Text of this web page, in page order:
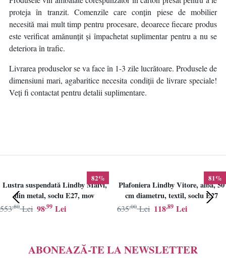
proteja în tranzit. Comenzile care conțin piese de mobilier
necesită mai mult timp pentru procesare, deoarece fiecare produs
este verificat amănunțit și împachetat suplimentar pentru a nu se
deteriora în trafic.
Livrarea produselor se va face în 1-3 zile lucrătoare. Produsele de
dimensiuni mari, agabaritice necesita condiții de livrare speciale!
Veți fi contactat pentru detalii suplimentare.
82%
Lustra suspendată Lindby Maivi,
din metal, soclu E27, mov
98,99 Lei
553,80 Lei
81%
Plafoniera Lindby Vitore, alba, 50
cm diametru, textil, soclu E27
118,89 Lei
635,00 Lei
ABONEAZĂ-TE LA NEWSLETTER